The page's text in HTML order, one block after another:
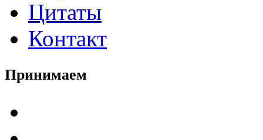
Цитаты
Контакт
Принимаем